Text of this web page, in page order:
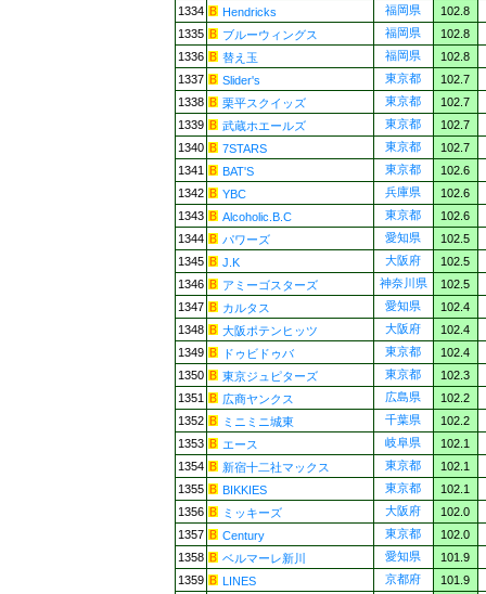
1334
Hendricks 福岡県
102.8
1335
ブルーウィングス 福岡県
102.8
1336
替え玉 福岡県
102.8
1337
Slider's 東京都
102.7
1338
栗平スクイッズ 東京都
102.7
1339
武蔵ホエールズ 東京都
102.7
1340
7STARS 東京都
102.7
1341
BAT'S 東京都
102.6
1342
YBC 兵庫県
102.6
1343
Alcoholic.B.C 東京都
102.6
1344
パワーズ 愛知県
102.5
1345
J.K 大阪府
102.5
1346
アミーゴスターズ 神奈川県
102.5
1347
カルタス 愛知県
102.4
1348
大阪ポテンヒッツ 大阪府
102.4
1349
ドゥビドゥバ 東京都
102.4
1350
東京ジュピターズ 東京都
102.3
1351
広商ヤンクス 広島県
102.2
1352
ミニミニ城東 千葉県
102.2
1353
エース 岐阜県
102.1
1354
新宿十二社マックス 東京都
102.1
1355
BIKKIES 東京都
102.1
1356
ミッキーズ 大阪府
102.0
1357
Century 東京都
102.0
1358
ベルマーレ新川 愛知県
101.9
1359
LINES 京都府
101.9